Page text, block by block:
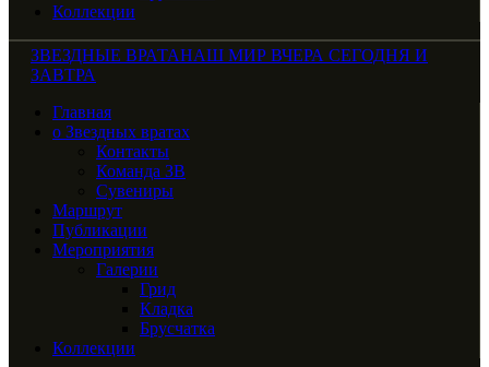
Коллекции
ЗВЕЗДНЫЕ ВРАТАНАШ МИР ВЧЕРА СЕГОДНЯ И
ЗАВТРА
Главная
о Звездных вратах
Контакты
Команда ЗВ
Сувениры
Маршрут
Публикации
Мероприятия
Галерии
Грид
Кладка
Брусчатка
Коллекции